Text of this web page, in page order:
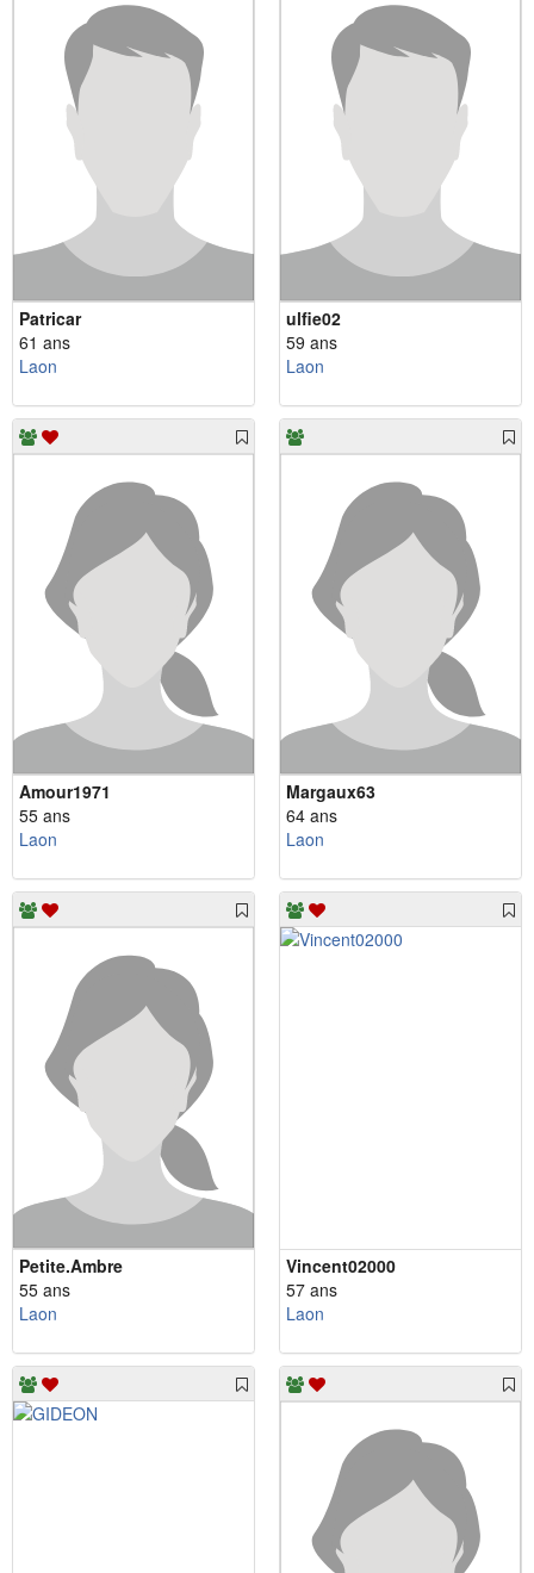
Patricar
61 ans
Laon
ulfie02
59 ans
Laon
Amour1971
55 ans
Laon
Margaux63
64 ans
Laon
Petite.Ambre
55 ans
Laon
Vincent02000
57 ans
Laon